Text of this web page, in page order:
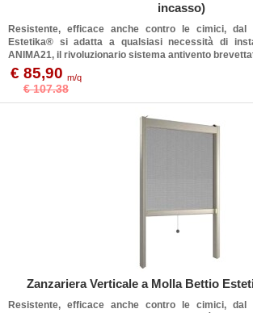
incasso)
Resistente, efficace anche contro le cimici, dal
Estetika® si adatta a qualsiasi necessità di
ANIMA21, il rivoluzionario sistema antivento
€ 85,90 m/q
€ 107.38
Zanzariera Verticale a Molla Bettio
Resistente, efficace anche contro le cimici, dal